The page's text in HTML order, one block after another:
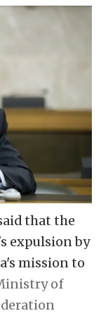
that the
expulsion by
mission to
of